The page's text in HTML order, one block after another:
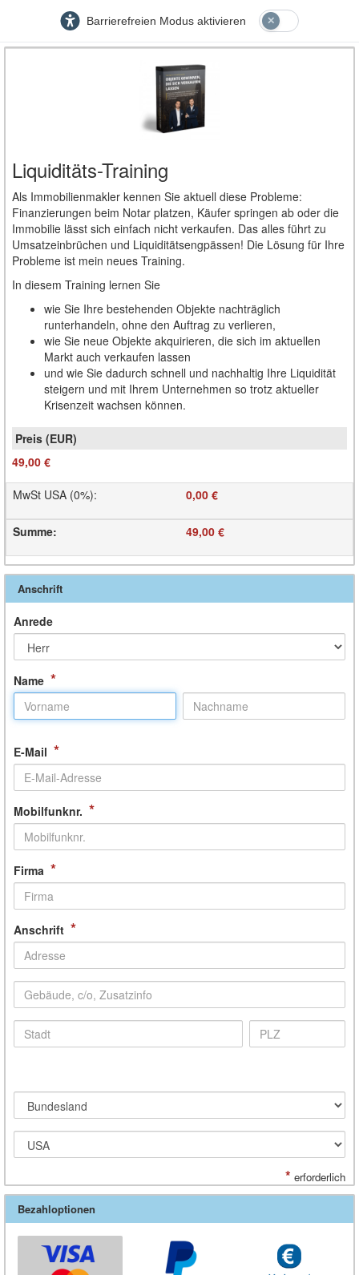
Barrierefreien Modus aktivieren
Liquiditäts-Training
Als Immobilienmakler kennen Sie aktuell diese Probleme:
Finanzierungen beim Notar platzen, Käufer springen ab oder die
Immobilie lässt sich einfach nicht verkaufen. Das alles führt zu
Umsatzeinbrüchen und Liquiditätsengpässen! Die Lösung für Ihre
Probleme ist mein neues Training.
In diesem Training lernen Sie
wie Sie Ihre bestehenden Objekte nachträglich
runterhandeln, ohne den Auftrag zu verlieren,
wie Sie neue Objekte akquirieren, die sich im aktuellen
Markt auch verkaufen lassen
und wie Sie dadurch schnell und nachhaltig Ihre Liquidität
steigern und mit Ihrem Unternehmen so trotz aktueller
Krisenzeit wachsen können.
49,00 €
MwSt USA (0%): 0,00 €
Summe: 49,00 €
Anschrift
Anrede
Name *
E-Mail *
Mobilfunknr. *
Firma *
Anschrift *
* erforderlich
Bezahloptionen